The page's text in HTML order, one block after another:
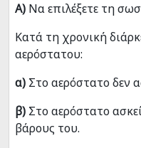
Α) Να επιλέξετε τη
Κατά τη χρονική
αερόστατου:
α) Στο αερόστατο δεν
β) Στο αερόστατο
βάρους του.